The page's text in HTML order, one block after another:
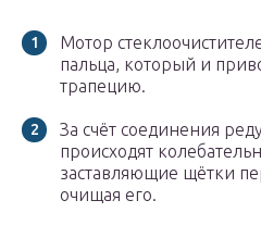
Мотор
пальца, который и
трапецию.
За счёт соединения
происходят
заставляющие щётки
очищая его.